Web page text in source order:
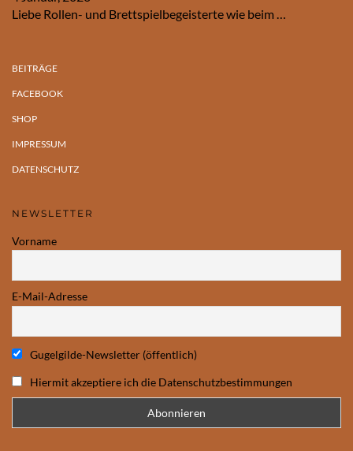
Liebe Rollen- und Brettspielbegeisterte wie beim
BEITRÄGE
FACEBOOK
SHOP
IMPRESSUM
DATENSCHUTZ
NEWSLETTER
Vorname
E-Mail-Adresse
Gugelgilde-Newsletter (öffentlich)
Hiermit akzeptiere ich die Datenschutzbestimmungen